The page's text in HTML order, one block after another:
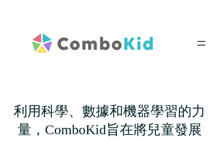
利用科學、數據和機器學習的力
量，ComboKid旨在將兒童發展